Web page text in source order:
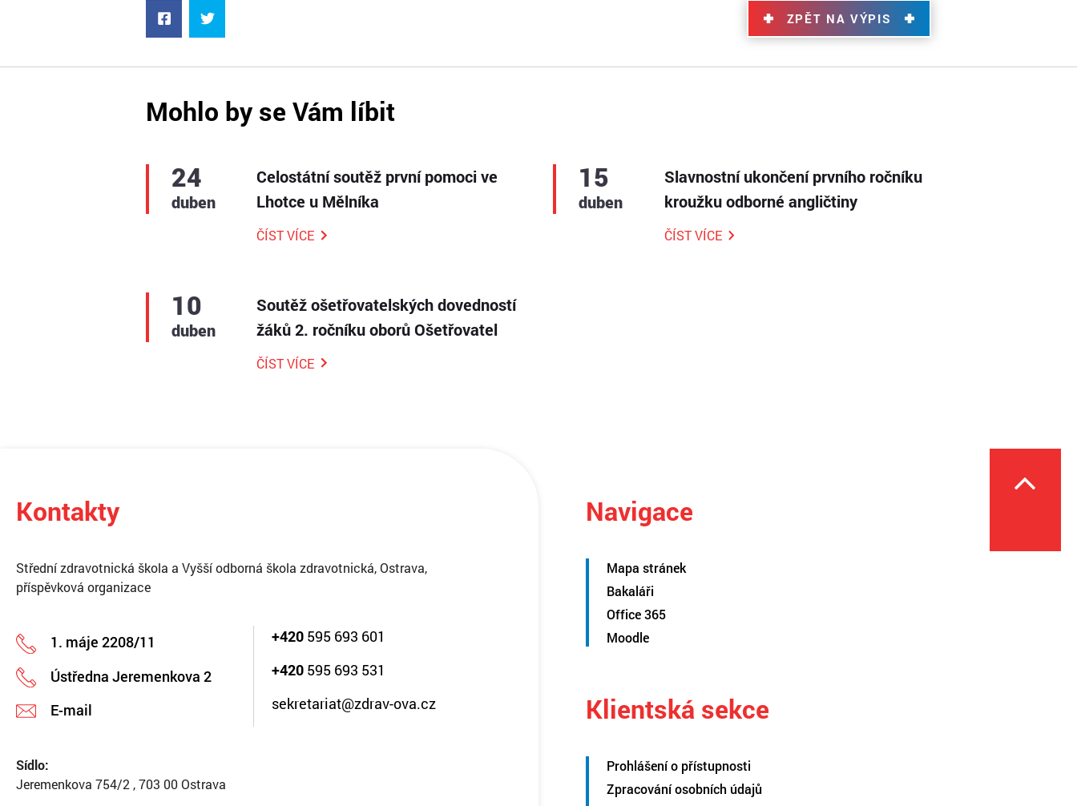
ZPĚT NA VÝPIS
Mohlo by se Vám líbit
24
duben
Celostátní soutěž první pomoci ve
Lhotce u Mělníka
ČÍST VÍCE
15
duben
Slavnostní ukončení prvního ročníku
kroužku odborné angličtiny
ČÍST VÍCE
10
duben
Soutěž ošetřovatelských dovedností
žáků 2. ročníku oborů Ošetřovatel
ČÍST VÍCE
Kontakty
Střední zdravotnická škola a Vyšší odborná škola zdravotnická, Ostrava,
příspěvková organizace
1. máje 2208/11 +420 595 693 601
Ústředna Jeremenkova 2 +420 595 693 531
E-mail sekretariat@zdrav-ova.cz
Sídlo:
Jeremenkova 754/2 , 703 00 Ostrava
Navigace
Mapa stránek
Bakaláři
Office 365
Moodle
Klientská sekce
Prohlášení o přístupnosti
Zpracování osobních údajů